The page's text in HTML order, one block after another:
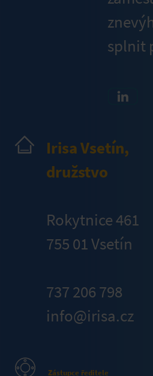
splnit
Irisa Vsetín,
družstvo
Rokytnice 461
755 01 Vsetín
737 206 798
info@irisa.cz
Zástupce ředitele